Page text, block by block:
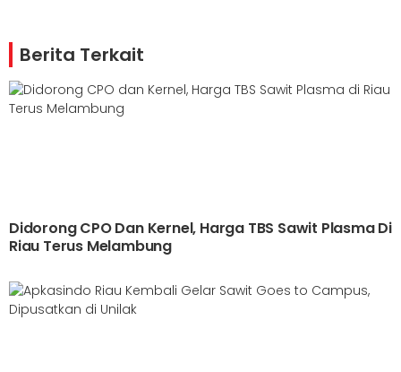
Berita Terkait
Didorong CPO Dan Kernel, Harga TBS Sawit Plasma Di
Riau Terus Melambung